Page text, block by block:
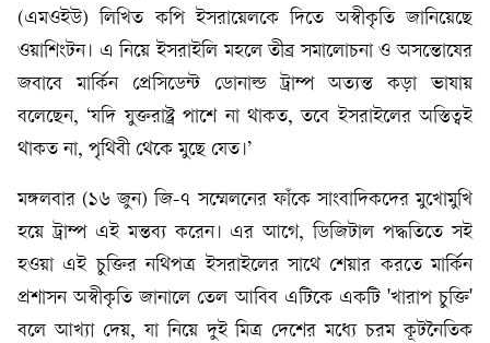
(এমওইউ) লিখিত কপি ইসরায়েলকে দিতে অস্বীকৃতি জানিয়েছে
ওয়াশিংটন। এ নিয়ে ইসরাইলি মহলে তীব্র সমালোচনা ও অসন্তোষের
জবাবে মার্কিন প্রেসিডেন্ট ডোনাল্ড ট্রাম্প অত্যন্ত কড়া ভাষায়
বলেছেন, ‘যদি যুক্তরাষ্ট্র পাশে না থাকত, তবে ইসরাইলের অস্তিত্বই
থাকত না, পৃথিবী থেকে মুছে যেত।’
মঙ্গলবার (১৬ জুন) জি-৭ সম্মেলনের ফাঁকে সাংবাদিকদের মুখোমুখি
হয়ে ট্রাম্প এই মন্তব্য করেন। এর আগে, ডিজিটাল পদ্ধতিতে সই
হওয়া এই চুক্তির নথিপত্র ইসরাইলের সাথে শেয়ার করতে মার্কিন
প্রশাসন অস্বীকৃতি জানালে তেল আবিব এটিকে একটি 'খারাপ চুক্তি'
বলে আখ্যা দেয়, যা নিয়ে দুই মিত্র দেশের মধ্যে চরম কূটনৈতিক